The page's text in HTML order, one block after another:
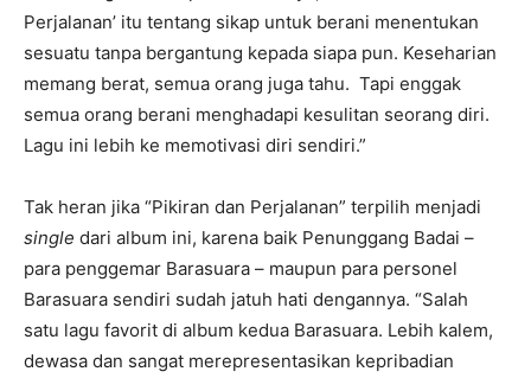
Perjalanan’ itu tentang sikap untuk berani menentukan
sesuatu tanpa bergantung kepada siapa pun. Keseharian
memang berat, semua orang juga tahu. Tapi enggak
semua orang berani menghadapi kesulitan seorang diri.
Lagu ini lebih ke memotivasi diri sendiri.”
Tak heran jika “Pikiran dan Perjalanan” terpilih menjadi
single dari album ini, karena baik Penunggang Badai –
para penggemar Barasuara – maupun para personel
Barasuara sendiri sudah jatuh hati dengannya. “Salah
satu lagu favorit di album kedua Barasuara. Lebih kalem,
dewasa dan sangat merepresentasikan kepribadian